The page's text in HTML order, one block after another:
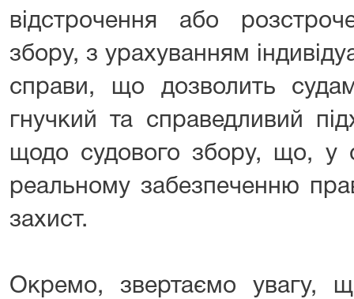
відстрочення або
збору, з урахуванням
справи, що дозволить
гнучкий та справедливий
щодо судового збору, що, у
реальному забезпеченню
захист.
Окремо, звертаємо увагу,